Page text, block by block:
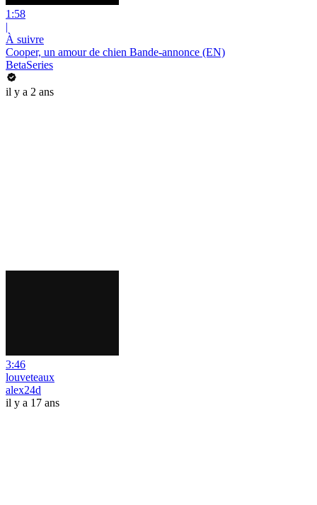
1:58
|
À suivre
Cooper, un amour de chien Bande-annonce (EN)
BetaSeries
il y a 2 ans
3:46
louveteaux
alex24d
il y a 17 ans